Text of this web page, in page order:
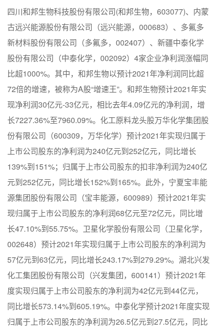
四川和邦生物科技股份有限公司(和邦生物，603077)、内蒙
古远兴能源股份有限公司（远兴能源，000683）、多氟多
新材料股份有限公司（多氟多，002407）、新疆中泰化学
股份有限公司（中泰化学，002092）4家企业净利润涨幅同
比超1000%。其中，和邦生物以预计2021年净利润同比超
72倍的增速，被称为A股“增速王”。和邦生物预计2021年实
现净利润30亿元-33亿元，相比去年4.09亿元的净利润，增
长7227.36%至7960.09%。 化工原料龙头股万华化学集团股
份有限公司（600309，万华化学）预计2021年实现归属于
上市公司股东的净利润为240亿元到252亿元，同比增长
139%到151%；归属于上市公司股东的扣非净利润为240亿
元到252亿元，同比增长152%到165%。此外，宁夏宝丰能
源集团股份有限公司（宝丰能源，600989）预计2021年实
现归属于上市公司股东的净利润68亿元至72亿元，同比增
长47.10%到55.75%。卫星化学股份有限公司（卫星化学，
002648）预计2021年实现归属于上市公司股东的净利润为
57亿元到63亿元，同比增长243.17%到279.29%。湖北兴发
化工集团股份有限公司（兴发集团，600141）预计2021年
度实现归属于上市公司股东的净利润为42亿元到44亿元，
同比增长573.14%到605.19%。中泰化学预计2021年度实现
归属于上市公司股东的净利润为26.5亿元到27.5亿元，同比